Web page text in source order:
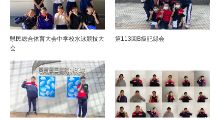
県民総合体育大会中学校水泳競技大
会
第113回B級記録会